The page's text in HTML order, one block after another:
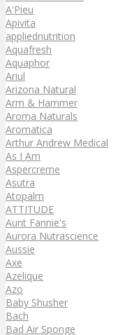
A'Pieu
Apivita
appliednutrition
Aquafresh
Aquaphor
Ariul
Arizona Natural
Arm & Hammer
Aroma Naturals
Aromatica
Arthur Andrew Medical
As I Am
Aspercreme
Asutra
Atopalm
ATTITUDE
Aunt Fannie's
Aurora Nutrascience
Aussie
Axe
Azelique
Azo
Baby Shusher
Bach
Bad Air Sponge